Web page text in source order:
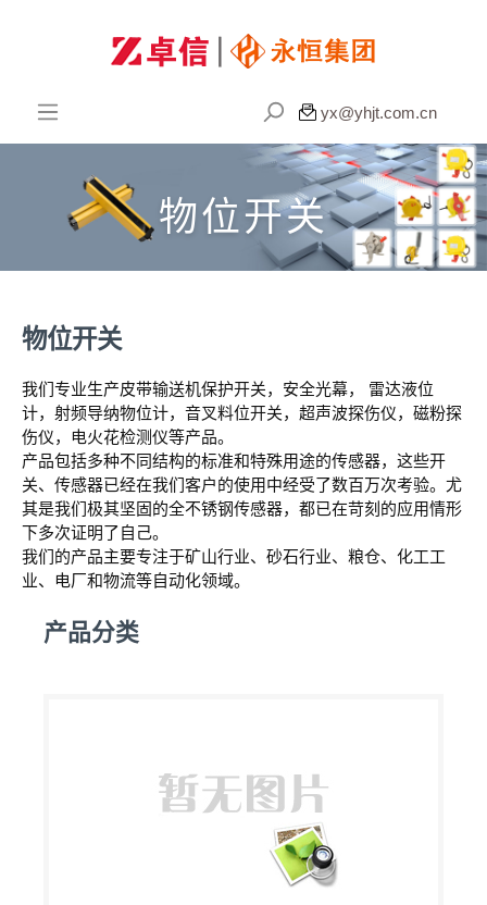
 yx@yhjt.com.cn
物位开关
物位开关
我们专业生产皮带输送机保护开关，安全光幕， 雷达液位
计，射频导纳物位计，音叉料位开关，超声波探伤仪，磁粉探
伤仪，电火花检测仪等产品。
产品包括多种不同结构的标准和特殊用途的传感器，这些开
关、传感器已经在我们客户的使用中经受了数百万次考验。尤
其是我们极其坚固的全不锈钢传感器，都已在苛刻的应用情形
下多次证明了自己。
我们的产品主要专注于矿山行业、砂石行业、粮仓、化工工
业、电厂和物流等自动化领域。
产品分类